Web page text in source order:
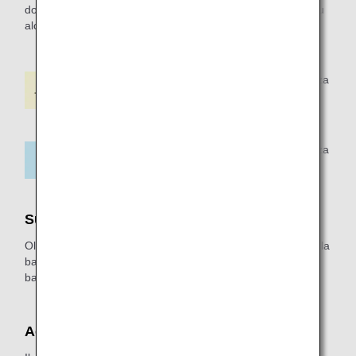
dopo il volo. Inoltre, non è possibile utilizzare una barella su
alcune tipologie di aeromobile.
48 ore prima della partenza
96 ore prima della partenza
Supplemento per la barella
Oltre alla tariffa applicabile, è previsto un supplemento per la
barella. Ti preghiamo di informarti sul supplemento per la
barella al momento della prenotazione.
Accompagnatore